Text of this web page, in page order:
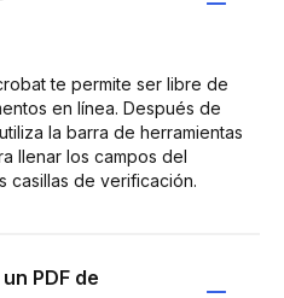
te permite ser libre de
en línea. Después de
la barra de herramientas
llenar los campos del
casillas de verificación.
PDF de